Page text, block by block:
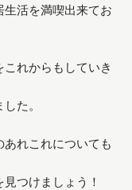
活を満喫出来てお
れからもしていき
た。
れこれについても
つけましょう！